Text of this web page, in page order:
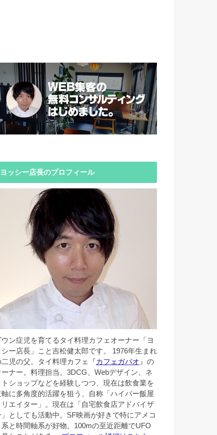
ヨッシー店長のプロフィール
ウン症児を育てるタイ料理カフェオーナー「ヨ
シー店長」こと吉松健太郎です。 1976年生まれ
二児の父。タイ料理カフェ『カフェガパオ』の
ーナー。料理担当。3DCG、Webデザイン、ネ
トショップなどを経験しつつ、現在は飲食業を
軸に多角度的活躍を狙う、自称「ハイパー飯屋
リエイター」。現在は「自宅飲食店アドバイザ
」としても活動中。SF映画が好きで特にアメコ
系と時間軸系が好物。100mの至近距離でUFO